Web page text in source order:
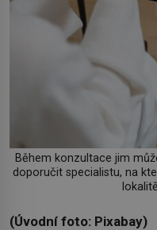
Během konzultace jim
doporučit specialistu, na
(Úvodní foto: Pixabay)